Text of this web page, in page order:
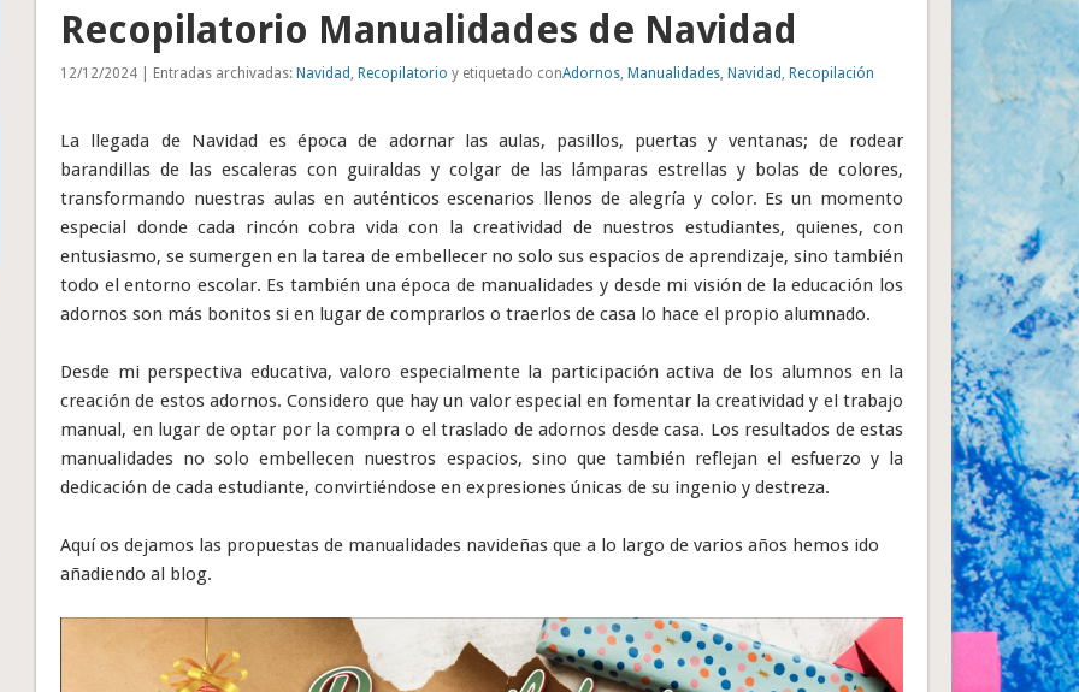
Recopilatorio Manualidades de Navidad
12/12/2024 | Entradas archivadas:Navidad ,Recopilatorio y etiquetado conAdornos,Manualidades,Navidad ,Recopilación
La llegada de Navidad es época de adornar las aulas, pasillos, puertas y ventanas; de rodear
barandillas de las escaleras con guiraldas y colgar de las lámparas estrellas y bolas de colores,
transformando nuestras aulas en auténticos escenarios llenos de alegría y color. Es un momento
especial donde cada rincón cobra vida con la creatividad de nuestros estudiantes, quienes, con
entusiasmo, se sumergen en la tarea de embellecer no solo sus espacios de aprendizaje, sino también
todo el entorno escolar. Es también una época de manualidades y desde mi visión de la educación los
adornos son más bonitos si en lugar de comprarlos o traerlos de casa lo hace el propio alumnado.
Desde mi perspectiva educativa, valoro especialmente la participación activa de los alumnos en la
creación de estos adornos. Considero que hay un valor especial en fomentar la creatividad y el trabajo
manual, en lugar de optar por la compra o el traslado de adornos desde casa. Los resultados de estas
manualidades no solo embellecen nuestros espacios, sino que también reflejan el esfuerzo y la
dedicación de cada estudiante, convirtiéndose en expresiones únicas de su ingenio y destreza.
Aquí os dejamos las propuestas de manualidades navideñas que a lo largo de varios años hemos ido
añadiendo al blog.